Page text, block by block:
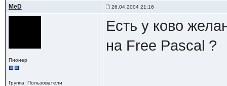
MeD 26.04.2004 21:16
Пионер
Группа: Пользователи
Есть у ково
на Free Pascal ?